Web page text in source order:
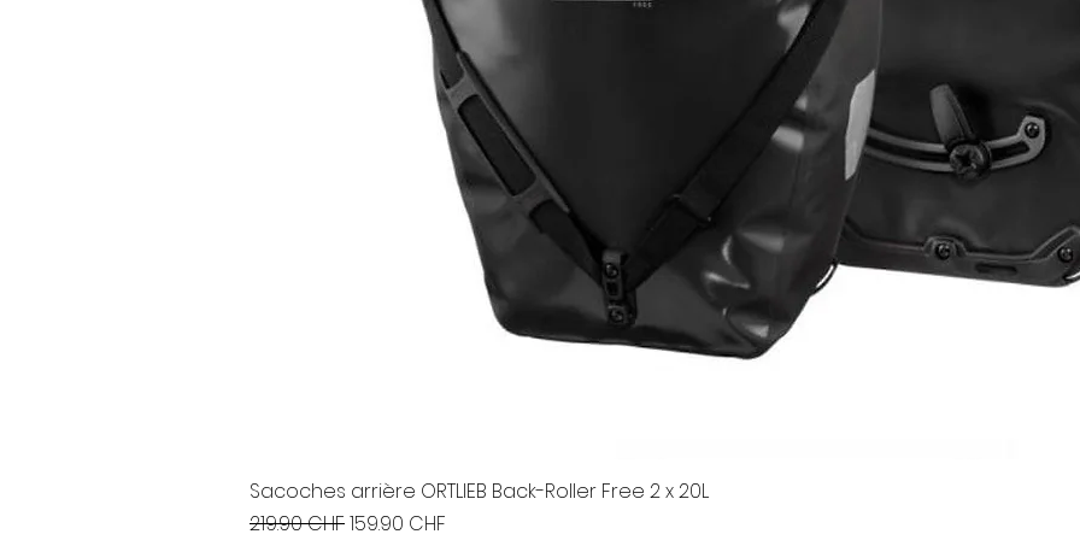
Sacoches arrière ORTLIEB Back-Roller Free 2 x 20L
Prix original
219.90 CHFPrix promotionnel
159.90 CHF